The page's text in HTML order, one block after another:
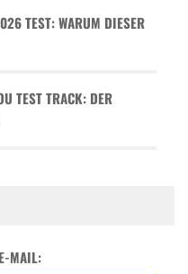
TEST: WARUM DIESER
TEST TRACK: DER
MAIL: